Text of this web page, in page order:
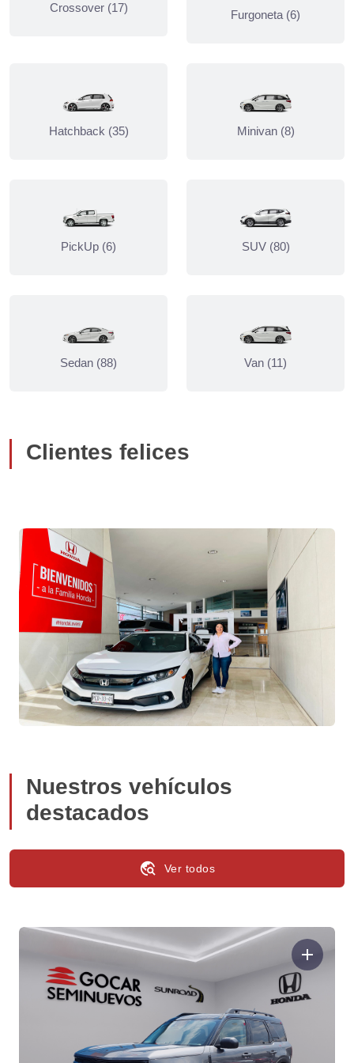
Crossover (17)
Furgoneta (6)
Hatchback (35) Minivan (8)
PickUp (6) SUV (80)
Sedan (88) Van (11)
Clientes felices
Nuestros vehículos
destacados
travel_explore Ver todos
add